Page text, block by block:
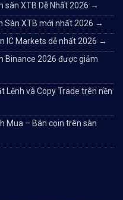
sàn XTB Dễ Nhất 2026 →
Sàn XTB mới nhất 2026 →
IC Markets dễ nhất 2026 →
Binance 2026 được giảm
Lệnh và Copy Trade trên nền
Mua – Bán coin trên sàn